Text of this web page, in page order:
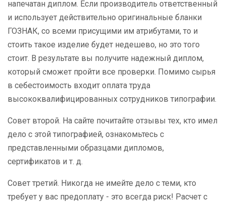
напечатан диплом. Если производитель ответственный
и использует действительно оригинальные бланки
ГОЗНАК, со всеми присущими им атрибутами, то и
стоить такое изделие будет недешево, но это того
стоит. В результате вы получите надежный диплом,
который сможет пройти все проверки. Помимо сырья
в себестоимость входит оплата труда
высококвалифицированных сотрудников типографии.
Совет второй. На сайте почитайте отзывы тех, кто имел
дело с этой типографией, ознакомьтесь с
представленными образцами дипломов,
сертификатов и т. д.
Совет третий. Никогда не имейте дело с теми, кто
требует у вас предоплату - это всегда риск! Расчет с